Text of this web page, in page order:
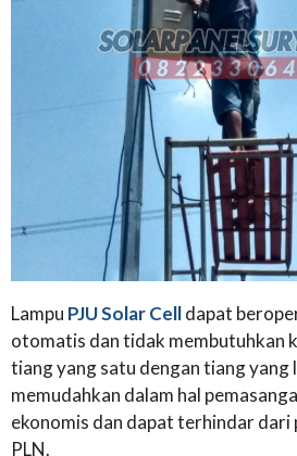
Lampu PJU Solar Celldapat
otomatis dan tidak membutuhkan
tiang yang satu dengan tiang yang
memudahkan dalam hal
ekonomis dan dapat terhindar dari
PLN.